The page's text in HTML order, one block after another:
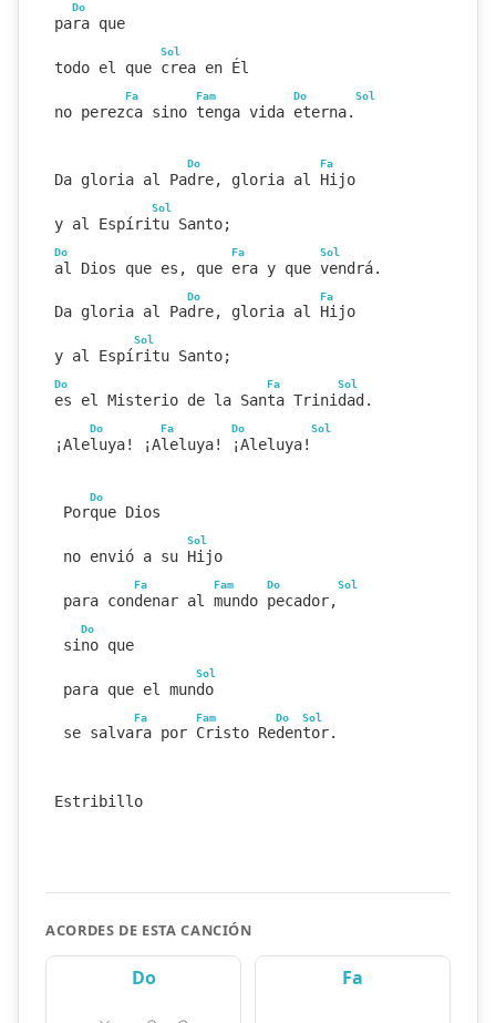
Do
para que
Sol
todo el que crea en Él
Fa Fam Do Sol
no perezca sino tenga vida eterna.
Do Fa
Da gloria al Padre, gloria al Hijo
Sol
y al Espíritu Santo;
Do Fa Sol
al Dios que es, que era y que vendrá.
Do Fa
Da gloria al Padre, gloria al Hijo
Sol
y al Espíritu Santo;
Do Fa Sol
es el Misterio de la Santa Trinidad.
Do Fa Do Sol
¡Aleluya! ¡Aleluya! ¡Aleluya!
Do
Porque Dios
Sol
no envió a su Hijo
Fa Fam Do Sol
para condenar al mundo pecador,
Do
sino que
Sol
para que el mundo
Fa Fam Do Sol
se salvara por Cristo Redentor.
Estribillo
ACORDES DE ESTA CANCIÓN
Do Fa